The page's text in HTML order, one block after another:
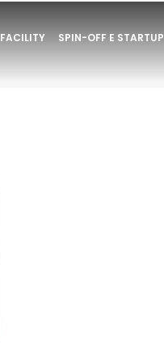
FACILITY SPIN-OFF E STARTUP